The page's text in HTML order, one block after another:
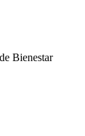
Bienestar